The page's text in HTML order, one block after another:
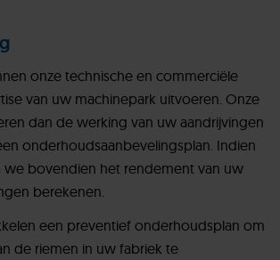
onze technische en commerciële
van uw machinepark uitvoeren. Onze
dan de werking van uw aandrijvingen
onderhoudsaanbevelingsplan. Indien
bovendien het rendement van uw
berekenen.
een preventief onderhoudsplan om
de riemen in uw fabriek te